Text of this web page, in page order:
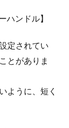
ハンドル】
定されてい
とがありま
ように、短く